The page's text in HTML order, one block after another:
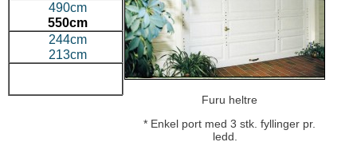
490cm
550cm
244cm
213cm
Furu heltre
* Enkel port med 3 stk. fyllinger pr.
ledd.